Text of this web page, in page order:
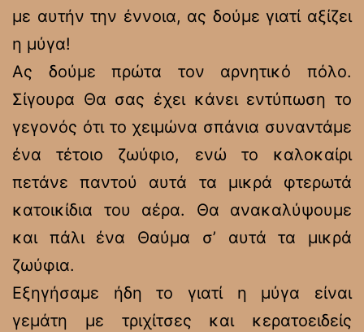
με αυτήν την έννοια, ας δούμε γιατί αξίζει
η μύγα!
Ας δούμε πρώτα τον αρνητικό πόλο.
Σίγουρα Θα σας έχει κάνει εντύπωση το
γεγονός ότι το χειμώνα σπάνια συναντάμε
ένα τέτοιο ζωύφιο, ενώ το καλοκαίρι
πετάνε παντού αυτά τα μικρά φτερωτά
κατοικίδια του αέρα. Θα ανακαλύψουμε
και πάλι ένα Θαύμα σ’ αυτά τα μικρά
ζωύφια.
Εξηγήσαμε ήδη το γιατί η μύγα είναι
γεμάτη με τριχίτσες και κερατοειδείς